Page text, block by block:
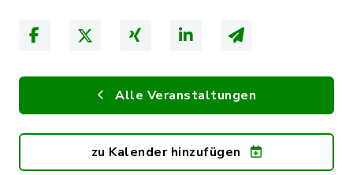
Alle Veranstaltungen
zu Kalender hinzufügen